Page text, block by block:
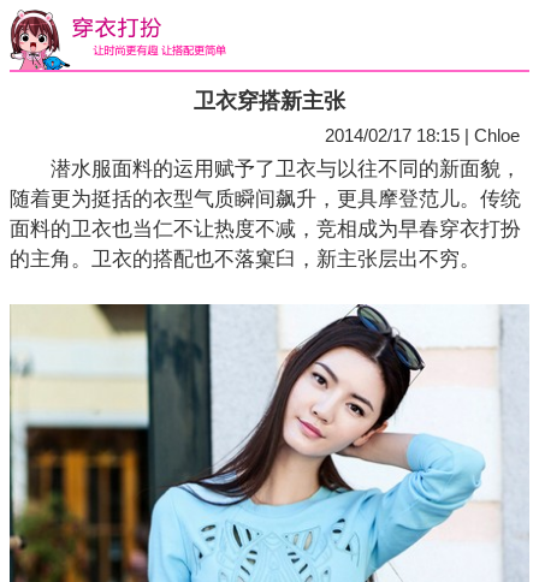
卫衣穿搭新主张
2014/02/17 18:15 | Chloe
潜水服面料的运用赋予了卫衣与以往不同的新面貌，
随着更为挺括的衣型气质瞬间飙升，更具摩登范儿。传统
面料的卫衣也当仁不让热度不减，竞相成为早春穿衣打扮
的主角。卫衣的搭配也不落窠臼，新主张层出不穷。